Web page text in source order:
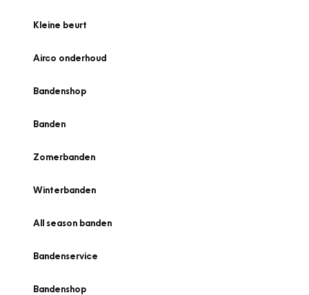
Kleine beurt
Airco onderhoud
Bandenshop
Banden
Zomerbanden
Winterbanden
All season banden
Bandenservice
Bandenshop